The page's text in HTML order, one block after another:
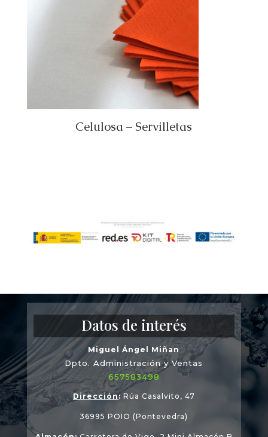
Celulosa – Servilletas
Datos de interés
Miguel Ángel Miñan
Dpto. Administración y Ventas
657583498
Dirección:Rúa Casalvito, 47
36995 POIO (Pontevedra)